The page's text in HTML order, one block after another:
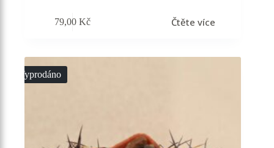
79,00Kč Čtěte více
Vyprodáno